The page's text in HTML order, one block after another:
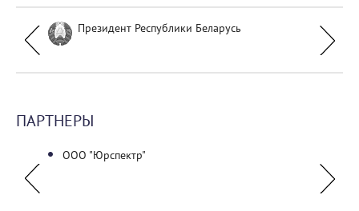
Президент Республики Беларусь
ПАРТНЕРЫ
ООО "Юрспектр"